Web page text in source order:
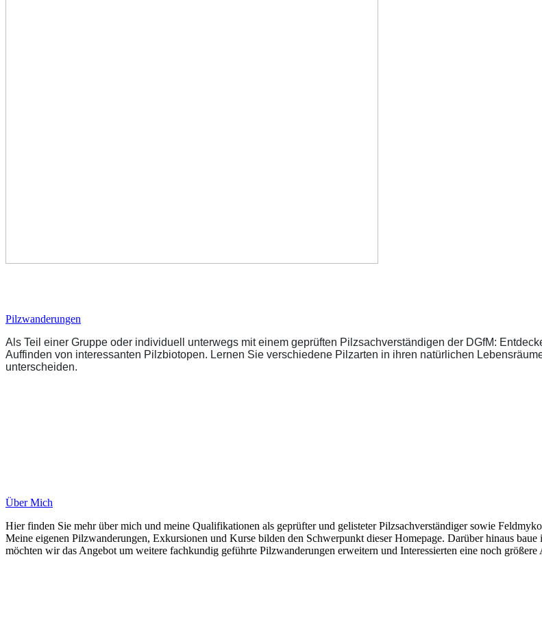
Pilzwanderungen
Als Teil einer Gruppe oder individuell unterwegs mit einem geprüften Pilzsachverständigen der DGfM:
Auffinden von interessanten Pilzbiotopen. Lernen Sie verschiedene Pilzarten in ihren natürlichen
unterscheiden.
Über Mich
Hier finden Sie mehr über mich und meine Qualifikationen als geprüfter und gelisteter Pilzsachverständiger sowie
Meine eigenen Pilzwanderungen, Exkursionen und Kurse bilden den Schwerpunkt dieser Homepage. Darüber hinaus
möchten wir das Angebot um weitere fachkundig geführte Pilzwanderungen erweitern und Interessierten eine noch